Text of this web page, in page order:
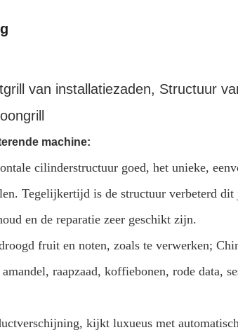
van installatiezaden, Structuur
machine:
cilinderstructuur goed, het unieke,
Tegelijkertijd is de structuur verbeterd
en de reparatie zeer geschikt zijn.
fruit en noten, zoals te verwerken;
raapzaad, koffiebonen, rode data,
kijkt luxueus met